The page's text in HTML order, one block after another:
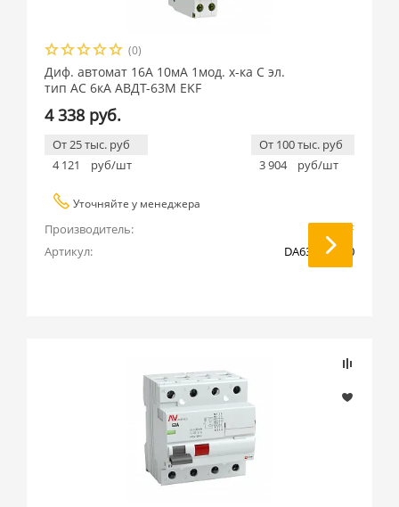
(0)
Диф. автомат 16А 10мА 1мод. х-ка С эл.
тип AС 6кА АВДТ-63М EKF
4 338 руб.
От 25 тыс. руб
4 121
руб/шт
От 100 тыс. руб
3 904
руб/шт
Уточняйте у менеджера
Производитель:
EKF
Артикул:
DA63M-16-10